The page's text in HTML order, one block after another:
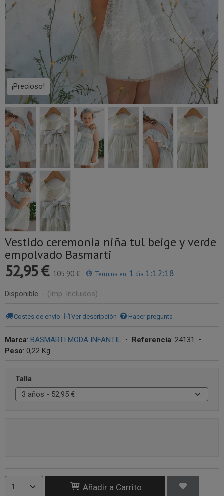
¡Precioso!
Vestido ceremonia niña tul beige y verde
empolvado Basmarti
52,95 € 105,90 € Termina en: 1 día 1:12:18
Disponible - (Imp. Incluidos)
Costes de envío Ver descripción Hacer pregunta
Marca: BASMARTI MODA INFANTIL • Referencia: 24131
•
Peso: 0,22 Kg
Talla
Añadir a Carrito